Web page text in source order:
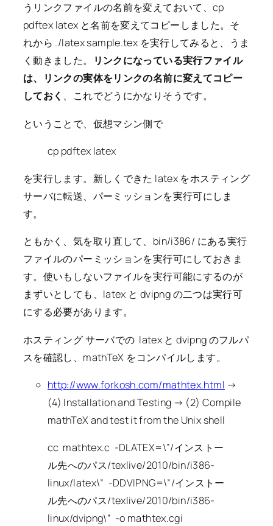
うリンクファイルの名前を変えておいて、cp
pdftex latex と名前を変えてコピーしました。そ
れから ./latex sample.tex を実行してみると、うま
く動きました。
リンクになっている実行ファイル
は、リンクの実体をリンクの名前に変えてコピー
しておく 、これでどうにかなりそうです。
ということで、仮想マシン側で
cp pdftex latex
を実行します。新しくできた latex をホスティング
サーバに転送、パーミッションを実行可にしま
す。
ともかく、気を取り直して、bin/i386/ にある実行
ファイルのパーミッションを実行可にしておきま
す。使いもしないファイルを実行可能にするのが
まずいとしても、latex と dvipng の二つは実行可
にする必要があります。
ホスティング サーバでの latex と dvipng のフルパ
スを確認し、mathTeX をコンパイルします。
http://www.forkosh.com/mathtex.html →
(4) Installation and Testing → (2) Compile
mathTeX and test it from the Unix shell
cc mathtex.c -DLATEX=\”/インストー
ル先へのパス/texlive/2010/bin/i386-
linux/latex\” -DDVIPNG=\”/インストー
ル先へのパス/texlive/2010/bin/i386-
linux/dvipng\” -o mathtex.cgi